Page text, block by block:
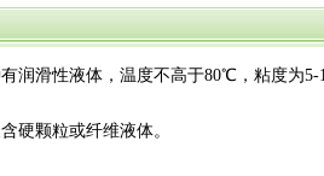
润滑性液体，温度不高于80℃，粘度为5-
硬颗粒或纤维液体。